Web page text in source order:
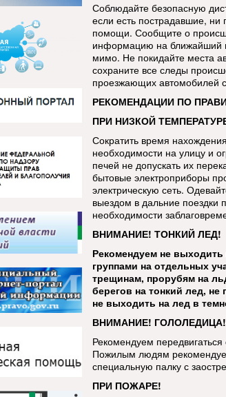
Соблюдайте безопасную
если есть пострадавшие, ни
помощи. Сообщите о
информацию на ближайший
мимо. Не покидайте места
сохраните все следы
проезжающих автомобилей
РЕКОМЕНДАЦИИ ПО
ПРИ НИЗКОЙ
Сократить время
необходимости на улицу и
печей не допускать их
бытовые электроприборы
электрическую сеть.
выездом в дальние поездки
необходимости
ВНИМАНИЕ! ТОНКИЙ ЛЕД!
Рекомендуем не
группами на отдельных
трещинам, прорубям на
берегов на тонкий лед,
не выходить на лед в
ВНИМАНИЕ! ГОЛОЛЕДИЦА!
Рекомендуем
Пожилым людям
специальную палку с
ПРИ ПОЖАРЕ!